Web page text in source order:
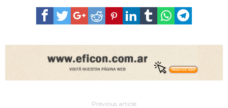
Previous article